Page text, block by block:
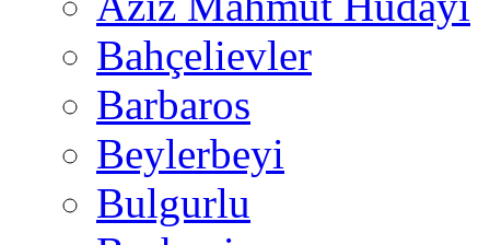
Bahçelievler
Barbaros
Beylerbeyi
Bulgurlu